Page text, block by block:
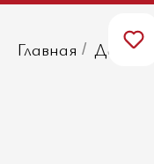
Главная / Десерты